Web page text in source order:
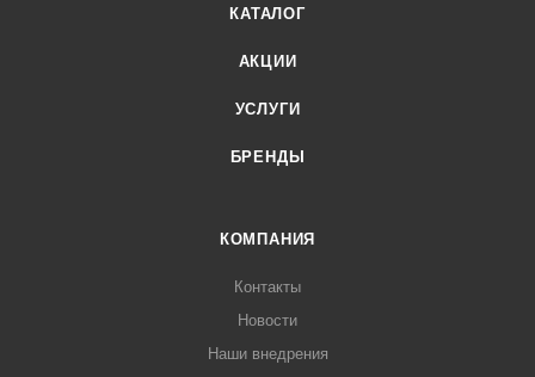
КАТАЛОГ
АКЦИИ
УСЛУГИ
БРЕНДЫ
КОМПАНИЯ
Контакты
Новости
Наши внедрения